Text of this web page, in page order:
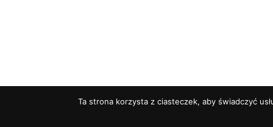
Ta strona korzysta z ciasteczek, aby świadczyć